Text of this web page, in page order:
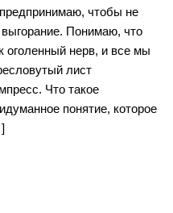
чтобы не
Понимаю, что
оголенный нерв, и все мы
лист
Что такое
понятие, которое